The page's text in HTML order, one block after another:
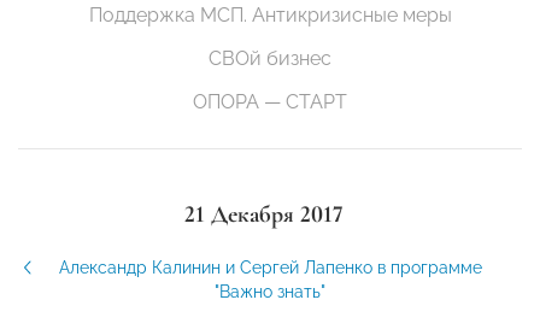
Поддержка МСП. Антикризисные меры
СВОй бизнес
ОПОРА — СТАРТ
21 Декабря 2017
Александр Калинин и Сергей Лапенко в программе
"Важно знать"